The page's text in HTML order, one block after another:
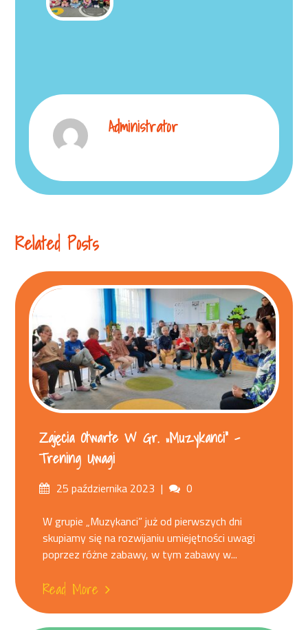
Administrator
Related Posts
Zajęcia Otwarte W Gr. „Muzykanci” –
Trening Uwagi
Posted25 października 2023 Comments
0
W grupie „Muzykanci” już od pierwszych dni
skupiamy się na rozwijaniu umiejętności uwagi
poprzez różne zabawy, w tym zabawy w...
Read More